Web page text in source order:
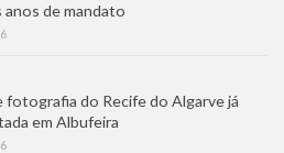
anos de mandato
fotografia do Recife do Algarve já
em Albufeira